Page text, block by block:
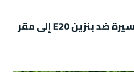
كجريوال يقود مسيرة ضد بنزين E20 إلى مقر